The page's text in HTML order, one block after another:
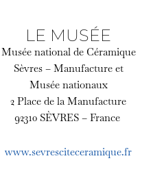
LE MUSÉE
Musée national de Céramique
Sèvres – Manufacture et
Musée nationaux
2 Place de la Manufacture
92310 SÈVRES – France
www.sevresciteceramique.fr